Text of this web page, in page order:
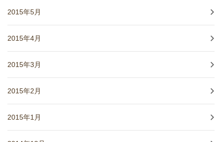
2015年5月
2015年4月
2015年3月
2015年2月
2015年1月